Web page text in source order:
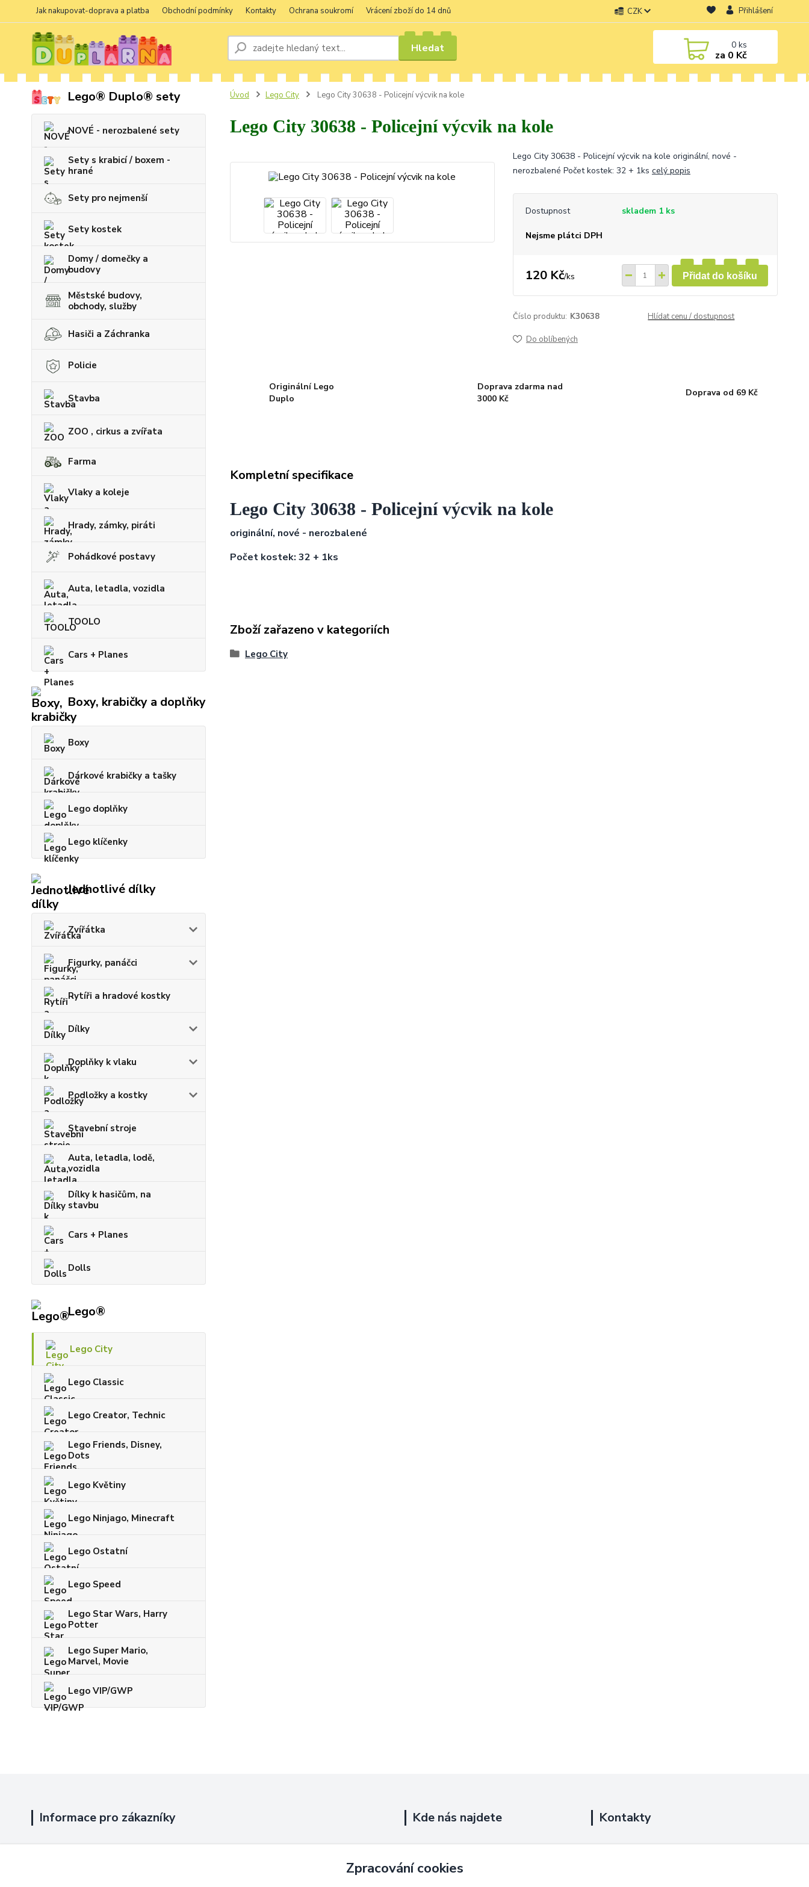
Jak nakupovat-doprava a platba Obchodní podmínky Kontakty Ochrana soukromí Vrácení zboží do 14 dnů CZK Přihlášení
Hledat 0ks
za 0 Kč
Lego® Duplo® sety
NOVÉ - nerozbalené sety
Sety s krabicí / boxem -
hrané
Sety pro nejmenší
Sety kostek
Domy / domečky a
budovy
Městské budovy,
obchody, služby
Hasiči a Záchranka
Policie
Stavba
ZOO , cirkus a zvířata
Farma
Vlaky a koleje
Hrady, zámky, piráti
Pohádkové postavy
Auta, letadla, vozidla
TOOLO
Cars + Planes
Boxy, krabičky a doplňky
Boxy
Dárkové krabičky a tašky
Lego doplňky
Lego klíčenky
Jednotlivé dílky
Zvířátka
Figurky, panáčci
Rytíři a hradové kostky
Dílky
Doplňky k vlaku
Podložky a kostky
Stavební stroje
Auta, letadla, lodě,
vozidla
Dílky k hasičům, na
stavbu
Cars + Planes
Dolls
Lego®
Lego City
Lego Classic
Lego Creator, Technic
Lego Friends, Disney,
Dots
Lego Květiny
Lego Ninjago, Minecraft
Lego Ostatní
Lego Speed
Lego Star Wars, Harry
Potter
Lego Super Mario,
Marvel, Movie
Lego VIP/GWP
Úvod Lego City Lego City 30638 - Policejní výcvik na kole
Lego City 30638 - Policejní výcvik na kole
Lego City 30638 - Policejní výcvik na kole originální, nové -
nerozbalené Počet kostek: 32 + 1ks celý popis
Dostupnost skladem 1 ks
Nejsme plátci DPH
120 Kč/ks Přidat do košíku
Číslo produktu: K30638 Hlídat cenu / dostupnost
Do oblíbených
Originální Lego
Duplo
Doprava zdarma nad
3000 Kč
Doprava od 69 Kč
Kompletní specifikace
Lego City 30638 - Policejní výcvik na kole
originální, nové - nerozbalené
Počet kostek: 32 + 1ks
Zboží zařazeno v kategoriích
Lego City
Informace pro zákazníky Kde nás najdete
Říčany, 251 01
Kontakty
+420 725 889 873
Zpracování cookies